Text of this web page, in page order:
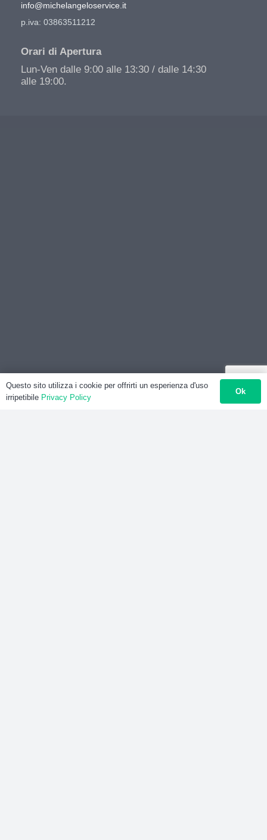
info@michelangeloservice.it
p.iva: 03863511212
Orari di Apertura
Lun-Ven dalle 9:00 alle 13:30 / dalle 14:30
alle 19:00.
Questo sito utilizza i cookie per offrirti un esperienza d'uso
irripetibile Privacy Policy
Ok